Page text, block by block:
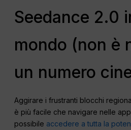
Seedance 2.0
mondo (non è
un numero
Aggirare i frustranti blocchi
è più facile che navigare nelle
possibile accedere a tutta la